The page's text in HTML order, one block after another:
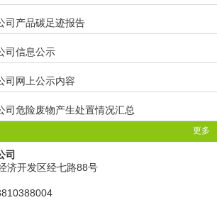
司产品碳足迹报告
司信息公示
司网上公示内容
司危险废物产生处置情况汇总
更多
司
开发区经七路88号